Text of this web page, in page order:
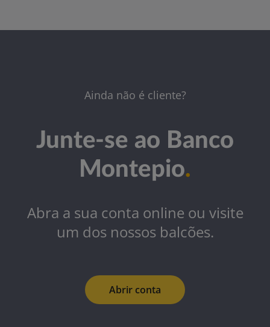
Ainda não é cliente?
Junte-se ao Banco
Montepio.
Abra a sua conta online ou visite
um dos nossos balcões.
Abrir conta